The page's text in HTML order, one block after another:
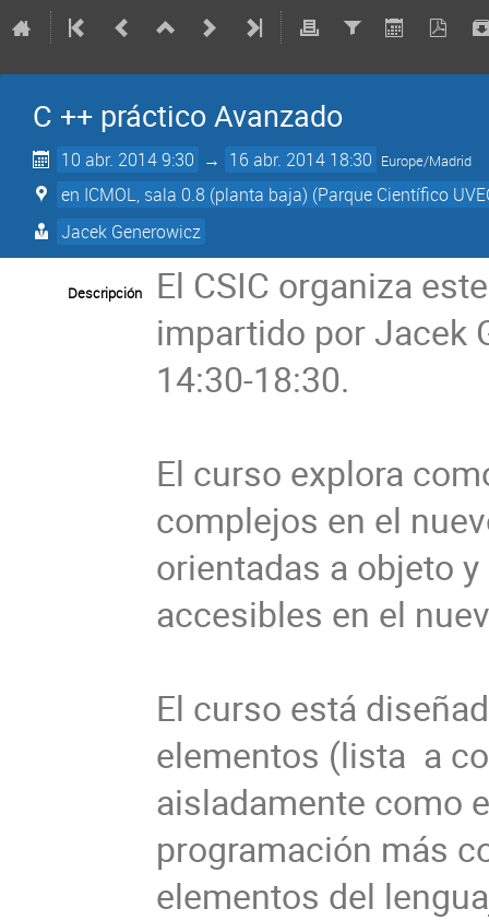
C ++ práctico Avanzado
10 abr. 2014 9:30 → 16 abr. 2014 18:30 Europe/Madrid
en ICMOL, sala 0.8 (planta baja) (Parque Científico
Jacek Generowicz
Descripción
El CSIC organiza
impartido por Jacek
14:30-18:30.
El curso explora
complejos en el
orientadas a objeto
accesibles en el
El curso está
elementos (lista  a
aisladamente como
programación más
elementos del